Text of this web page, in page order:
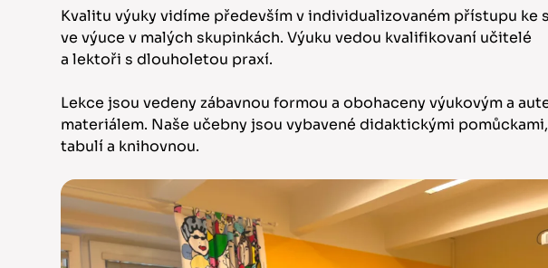
Kvalitu výuky vidíme především v individualizovaném přístupu ke
ve výuce v malých skupinkách. Výuku vedou kvalifikovaní učitelé
a lektoři s dlouholetou praxí.
Lekce jsou vedeny zábavnou formou a obohaceny výukovým a
materiálem. Naše učebny jsou vybavené didaktickými
tabulí a knihovnou.